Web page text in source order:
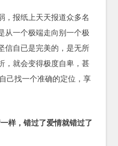
报纸上天天报道众多名
从一个极端走向别一个极
信自已是完美的，是无所
，就会变得极度自卑，甚
己找一个准确的定位，享
样，错过了爱情就错过了